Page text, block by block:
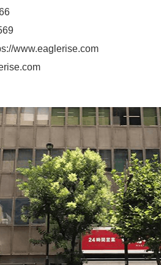
www.eaglerise.com